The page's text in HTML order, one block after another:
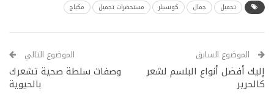
تجميل جمال كونسيلر مستحضرات تجميل مكياج
الموضوع السابق
إليك أفضل أنواع البلسم لشعر
كالحرير
الموضوع التالي
وصفات سلطة صحية تشعرك
بالحيوية